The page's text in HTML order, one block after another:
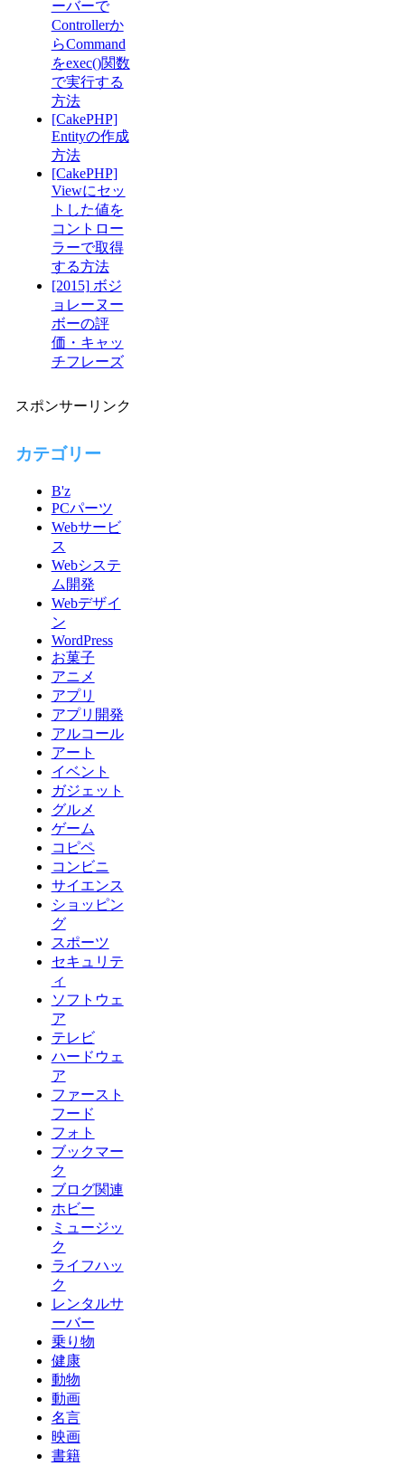
ーバーで
Controllerか
らCommand
をexec()関数
で実行する
方法
[CakePHP]
Entityの作成
方法
[CakePHP]
Viewにセッ
トした値を
コントロー
ラーで取得
する方法
[2015] ボジ
ョレーヌー
ボーの評
価・キャッ
チフレーズ
スポンサーリンク
カテゴリー
B'z
PCパーツ
Webサービ
ス
Webシステ
ム開発
Webデザイ
ン
WordPress
お菓子
アニメ
アプリ
アプリ開発
アルコール
アート
イベント
ガジェット
グルメ
ゲーム
コピペ
コンビニ
サイエンス
ショッピン
グ
スポーツ
セキュリテ
ィ
ソフトウェ
ア
テレビ
ハードウェ
ア
ファースト
フード
フォト
ブックマー
ク
ブログ関連
ホビー
ミュージッ
ク
ライフハッ
ク
レンタルサ
ーバー
乗り物
健康
動物
動画
名言
映画
書籍